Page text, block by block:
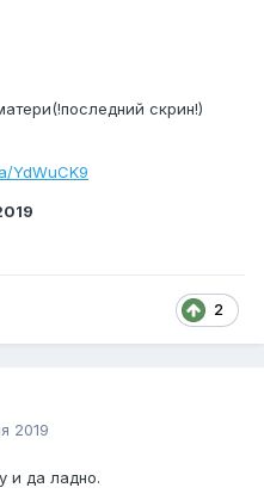
скрин!)
YdWuCK9
2
2019
и да ладно.